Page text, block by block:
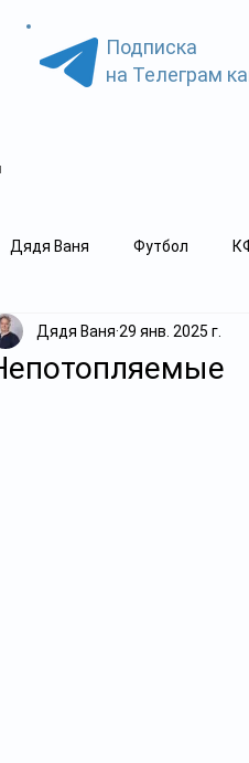
Подписка
на Телеграм
Дядя Ваня Футбол
Дядя Ваня 29 янв. 2025 г.